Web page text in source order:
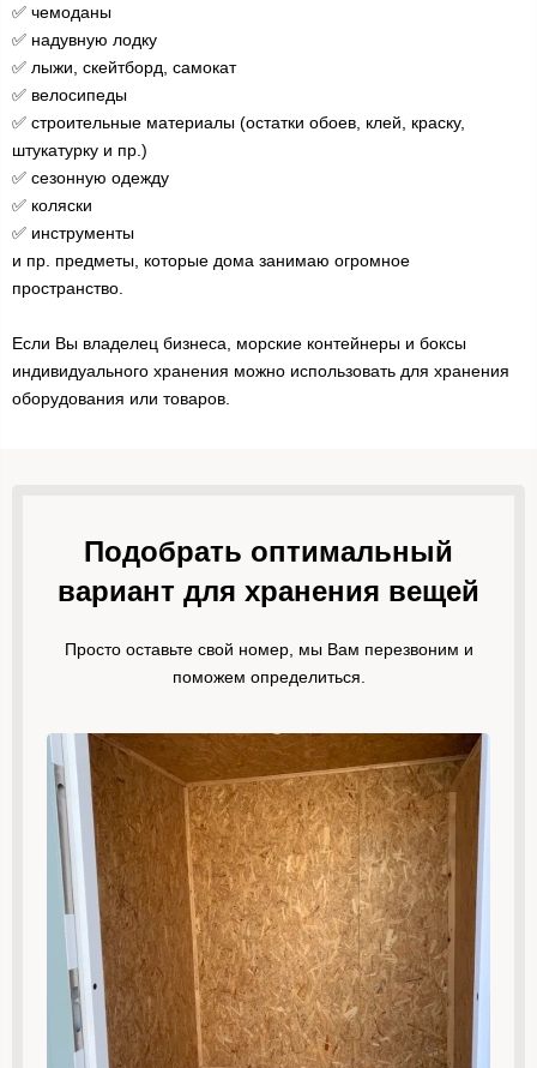
✅ чемоданы
✅ надувную лодку
✅ лыжи, скейтборд, самокат
✅ велосипеды
✅ строительные материалы (остатки обоев, клей, краску,
штукатурку и пр.)
✅ сезонную одежду
✅ коляски
✅ инструменты
и пр. предметы, которые дома занимаю огромное
пространство.
Если Вы владелец бизнеса, морские контейнеры и боксы
индивидуального хранения можно использовать для хранения
оборудования или товаров.
Подобрать оптимальный
вариант для хранения вещей
Просто оставьте свой номер, мы Вам перезвоним и
поможем определиться.